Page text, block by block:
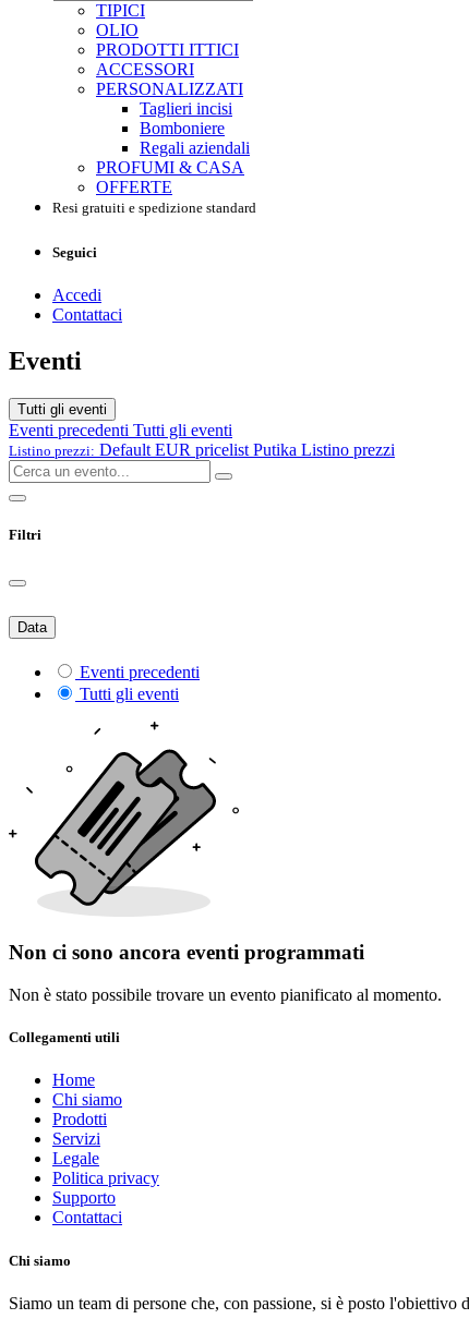
TIPICI
OLIO
PRODOTTI ITTICI
ACCESSORI
PERSONALIZZATI
Taglieri incisi
Bomboniere
Regali aziendali
PROFUMI & CASA
OFFERTE
Resi gratuiti e spedizione standard
Seguici
Accedi
Contattaci
Eventi
Tutti gli eventi
Eventi precedenti Tutti gli eventi
Listino prezzi: Default EUR pricelist Putika Listino prezzi
Filtri
Data
Eventi precedenti
Tutti gli eventi
Non ci sono ancora eventi programmati
Non è stato possibile trovare un evento pianificato al momento.
Collegamenti utili
Home
Chi siamo
Prodotti
Servizi
Legale
Politica privacy
Supporto
Contattaci
Chi siamo
Siamo un team di persone che, con passione, si è posto